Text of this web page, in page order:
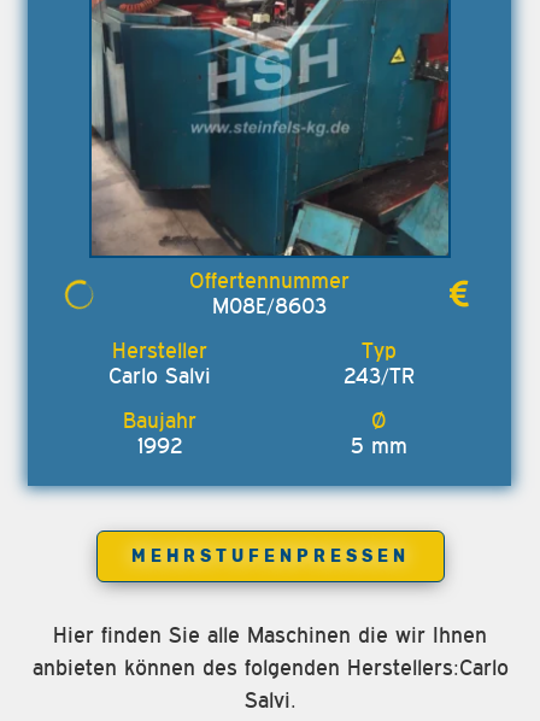
M08E/8603
Carlo Salvi 243/TR
1992 5 mm
MEHRSTUFENPRESSEN
Hier finden Sie alle Maschinen die wir Ihnen
anbieten können des folgenden Herstellers:Carlo
Salvi.